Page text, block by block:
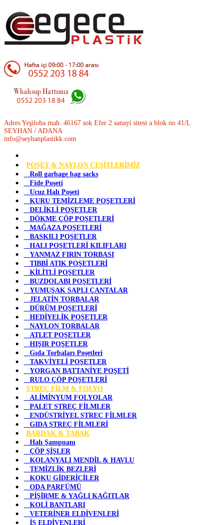
Adres Yeşiloba mah. 46167 sok Efer 2 sanayi sitesi a blok no 41/L
SEYHAN / ADANA
info@seyhanplastikk.com
POŞET & NAYLON ÇEŞİTLERİMİZ
Roll garbage bag sacks
Fide Poşeti
Ucuz Halı Poşeti
KURU TEMİZLEME POŞETLERİ
DELİKLİ POŞETLER
DÖKME ÇÖP POŞETLERİ
MAĞAZA POŞETLERİ
BASKILI POŞETLER
HALI POŞETLERİ KILIFLARI
YANMAZ FIRIN TORBASI
TIBBİ ATIK POŞETLERİ
KİLİTLİ POŞETLER
BUZDOLABI POŞETLERİ
YUMUŞAK SAPLI ÇANTALAR
JELATİN TORBALAR
DÜRÜM POŞETLERİ
HEDİYELİK POŞETLER
NAYLON TORBALAR
ATLET POŞETLER
HIŞIR POŞETLER
Gıda Torbaları Poşetleri
TAKVİYELİ POŞETLER
YORGAN BATTANİYE POŞETİ
RULO ÇÖP POŞETLERİ
STREÇ FİLM & FOLYO
ALİMİNYUM FOLYOLAR
PALET STREÇ FİLMLER
ENDÜSTRİYEL STREÇ FİLMLER
GIDA STREÇ FİLMLERİ
BARDAK & TABAK
Halı Şampuanı
ÇÖP ŞİŞLER
KOLANYALI MENDİL & HAVLU
TEMİZLİK BEZLERİ
KOKU GİDERİCİLER
ODA PARFÜMÜ
PİŞİRME & YAĞLI KAĞITLAR
KOLİ BANTLARI
VETERİNER ELDİVENLERİ
İŞ ELDİVENLERİ